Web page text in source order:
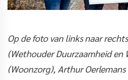
Op de foto van links naar
(Wethouder Duurzaamheid en
(Woonzorg), Arthur